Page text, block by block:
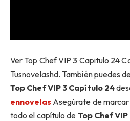
Ver Top Chef VIP 3 Capitulo 24
Tusnovelashd. También puedes
Top Chef VIP 3 Capítulo 24
ennovelas Asegúrate de
todo el capítulo de Top Chef VIP